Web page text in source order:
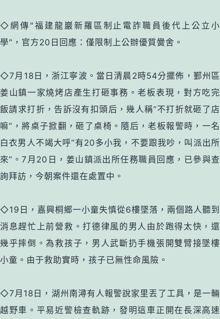
◇ 網傳"福建龍巖新羅區制止電詐職員後代上公立小
學"，官方20日回應：僅限制上公辦優質黌舍。
◇7月18日，浙江寧波。當日清晨2時54分擺佈，鄞州區
姜山鎮一家燒烤店產生打砸事務。老板表現，對方吃完
飯請求打折，告訴沒有扣頭后，幾人稱“不打折就砸了店
嘛”，將桌子掀翻，砸了桌椅。隨后，老板報警時，一名
白衣男人不竭大呼“有20多小我，不要跟我吵，叫派出所
來”。7月20日，姜山鎮派出所任務職員回應，已參與查
詢拜訪，今朝案件還在處置中。
◇19日，嘉興桐鄉一小童失慎從6樓墜落，兩個路人聽到
消息趕忙上前營救。打德律風的男人由於跑得太快，還
幾乎摔倒。為救孩子，男人武斷扔手機張開雙臂接墜樓
小童。由于救助實時，孩子已無性命風險。
◇7月18日，湖州南潯有人報警說家里丟了工具，是一輛
越野車。平易近警檢查軌跡，發明這車正開在長深高速